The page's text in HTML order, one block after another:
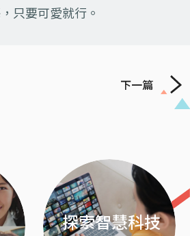
只要可愛就行。
下一篇
探索智慧科技